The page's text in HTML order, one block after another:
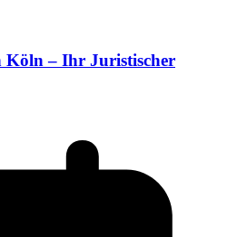
Köln – Ihr Juristischer